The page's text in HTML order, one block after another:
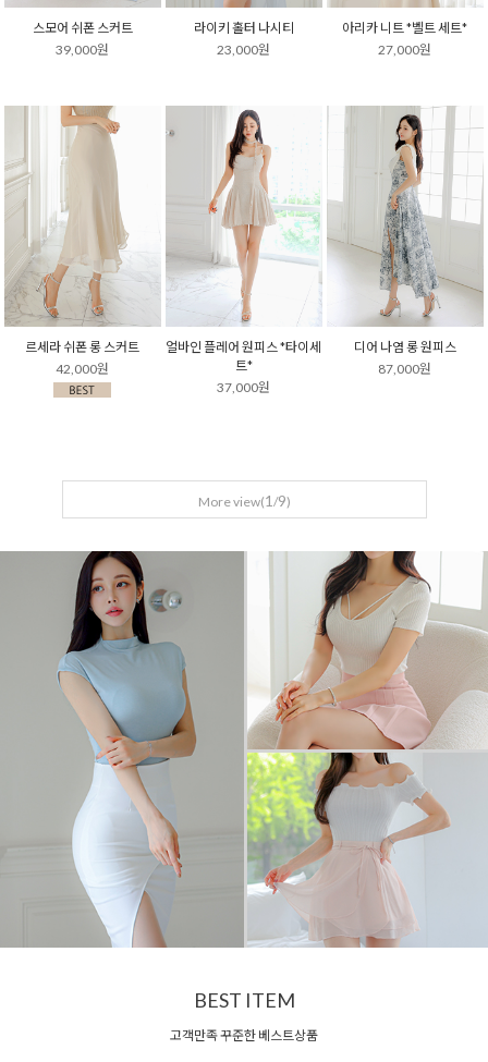
스모어 쉬폰 스커트
39,000원
라이키 홀터 나시티
23,000원
아리카 니트 *벨트 세트*
27,000원
르세라 쉬폰 롱 스커트
42,000원
얼바인 플레어 원피스 *타이세
트*
37,000원
디어 나염 롱 원피스
87,000원
More view(1 /9)
BEST ITEM
고객만족 꾸준한 베스트상품